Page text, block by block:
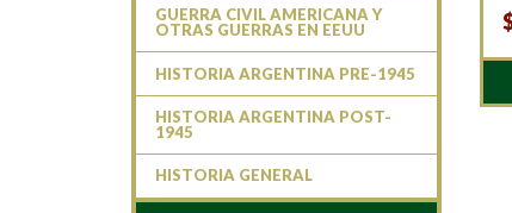
GUERRA CIVIL AMERICANA Y
OTRAS GUERRAS EN EEUU
HISTORIA ARGENTINA PRE-1945
HISTORIA ARGENTINA POST-
1945
HISTORIA GENERAL